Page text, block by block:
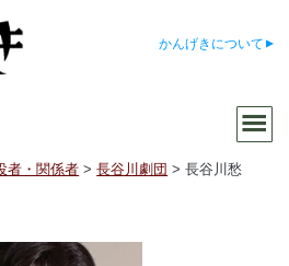
かんげきについて
者・関係者 >長谷川劇団 >長谷川愁